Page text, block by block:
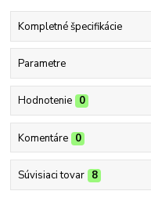
Kompletné špecifikácie
Parametre
Hodnotenie 0
Komentáre 0
Súvisiaci tovar 8